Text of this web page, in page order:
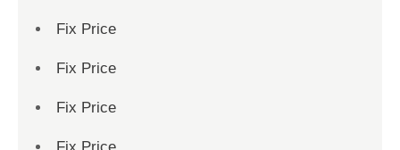
Fix Price
Fix Price
Fix Price